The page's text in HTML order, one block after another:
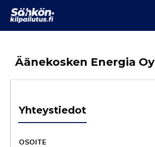
Äänekosken Energia Oy
Yhteystiedot
OSOITE